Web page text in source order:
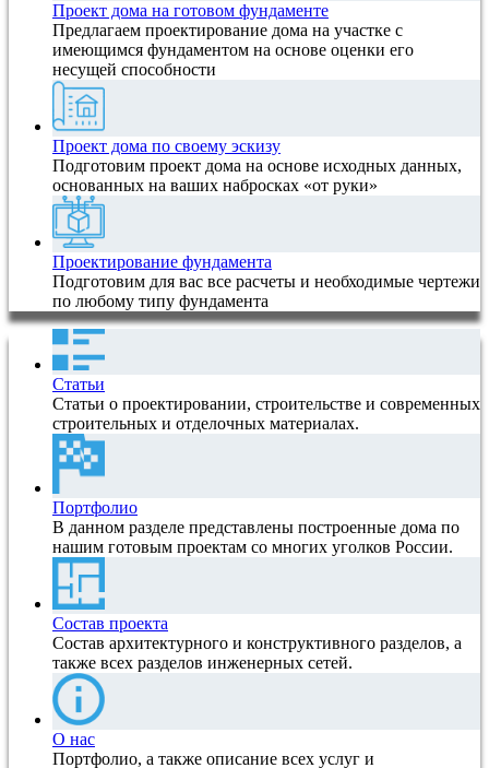
Проект дома на готовом фундаменте
Предлагаем проектирование дома на участке с
имеющимся фундаментом на основе оценки его
несущей способности
Проект дома по своему эскизу
Подготовим проект дома на основе исходных данных,
основанных на ваших набросках «от руки»
Проектирование фундамента
Подготовим для вас все расчеты и необходимые чертежи
по любому типу фундамента
Статьи
Статьи о проектировании, строительстве и современных
строительных и отделочных материалах.
Портфолио
В данном разделе представлены построенные дома по
нашим готовым проектам со многих уголков России.
Состав проекта
Состав архитектурного и конструктивного разделов, а
также всех разделов инженерных сетей.
О нас
Портфолио, а также описание всех услуг и